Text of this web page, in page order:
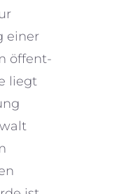
einer
öffent­
liegt